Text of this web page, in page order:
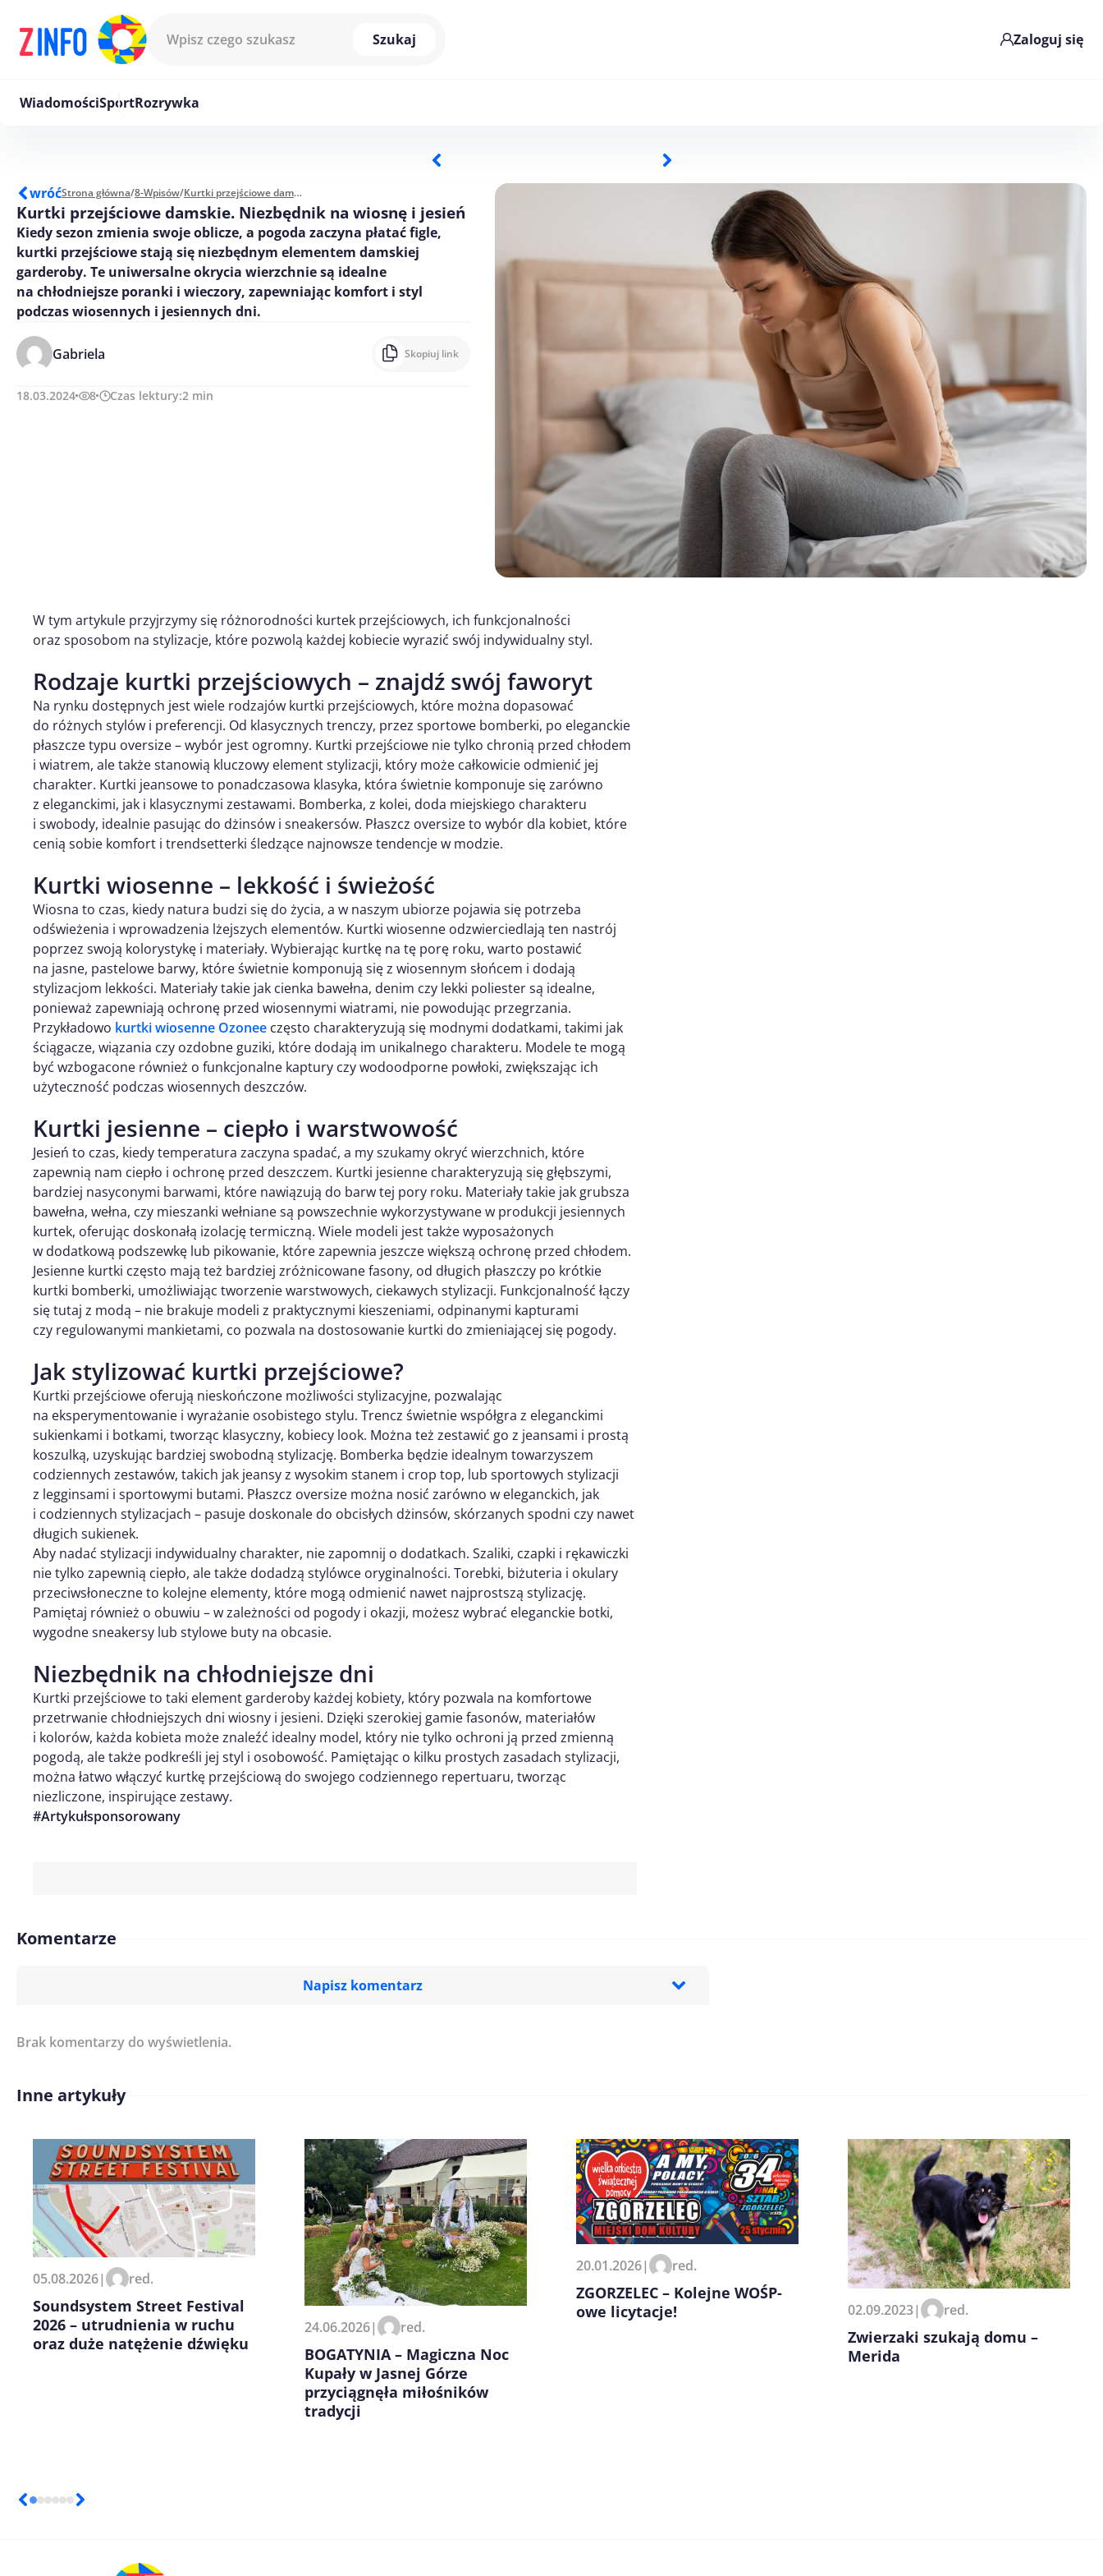
Szukaj
Zaloguj się
WiadomościSportRozrywka
wróćStrona główna/8-Wpisów/ Kurtki przejściowe damskie. Niezbędnik na wiosnę i jesień
Kurtki przejściowe damskie. Niezbędnik na wiosnę i jesień
Kiedy sezon zmienia swoje oblicze, a pogoda zaczyna płatać figle,
kurtki przejściowe stają się niezbędnym elementem damskiej
garderoby. Te uniwersalne okrycia wierzchnie są idealne
na chłodniejsze poranki i wieczory, zapewniając komfort i styl
podczas wiosennych i jesiennych dni.
Gabriela Skopiuj link
18.03.2024 8 Czas lektury:2 min
W tym artykule przyjrzymy się różnorodności kurtek przejściowych, ich funkcjonalności
oraz sposobom na stylizacje, które pozwolą każdej kobiecie wyrazić swój indywidualny styl.
Rodzaje kurtki przejściowych – znajdź swój faworyt
Na rynku dostępnych jest wiele rodzajów kurtki przejściowych, które można dopasować
do różnych stylów i preferencji. Od klasycznych trenczy, przez sportowe bomberki, po eleganckie
płaszcze typu oversize – wybór jest ogromny. Kurtki przejściowe nie tylko chronią przed chłodem
i wiatrem, ale także stanowią kluczowy element stylizacji, który może całkowicie odmienić jej
charakter. Kurtki jeansowe to ponadczasowa klasyka, która świetnie komponuje się zarówno
z eleganckimi, jak i klasycznymi zestawami. Bomberka, z kolei, doda miejskiego charakteru
i swobody, idealnie pasując do dżinsów i sneakersów. Płaszcz oversize to wybór dla kobiet, które
cenią sobie komfort i trendsetterki śledzące najnowsze tendencje w modzie.
Kurtki wiosenne – lekkość i świeżość
Wiosna to czas, kiedy natura budzi się do życia, a w naszym ubiorze pojawia się potrzeba
odświeżenia i wprowadzenia lżejszych elementów. Kurtki wiosenne odzwierciedlają ten nastrój
poprzez swoją kolorystykę i materiały. Wybierając kurtkę na tę porę roku, warto postawić
na jasne, pastelowe barwy, które świetnie komponują się z wiosennym słońcem i dodają
stylizacjom lekkości. Materiały takie jak cienka bawełna, denim czy lekki poliester są idealne,
ponieważ zapewniają ochronę przed wiosennymi wiatrami, nie powodując przegrzania.
Przykładowo kurtki wiosenne Ozonee często charakteryzują się modnymi dodatkami, takimi jak
ściągacze, wiązania czy ozdobne guziki, które dodają im unikalnego charakteru. Modele te mogą
być wzbogacone również o funkcjonalne kaptury czy wodoodporne powłoki, zwiększając ich
użyteczność podczas wiosennych deszczów.
Kurtki jesienne – ciepło i warstwowość
Jesień to czas, kiedy temperatura zaczyna spadać, a my szukamy okryć wierzchnich, które
zapewnią nam ciepło i ochronę przed deszczem. Kurtki jesienne charakteryzują się głębszymi,
bardziej nasyconymi barwami, które nawiązują do barw tej pory roku. Materiały takie jak grubsza
bawełna, wełna, czy mieszanki wełniane są powszechnie wykorzystywane w produkcji jesiennych
kurtek, oferując doskonałą izolację termiczną. Wiele modeli jest także wyposażonych
w dodatkową podszewkę lub pikowanie, które zapewnia jeszcze większą ochronę przed chłodem.
Jesienne kurtki często mają też bardziej zróżnicowane fasony, od długich płaszczy po krótkie
kurtki bomberki, umożliwiając tworzenie warstwowych, ciekawych stylizacji. Funkcjonalność łączy
się tutaj z modą – nie brakuje modeli z praktycznymi kieszeniami, odpinanymi kapturami
czy regulowanymi mankietami, co pozwala na dostosowanie kurtki do zmieniającej się pogody.
Jak stylizować kurtki przejściowe?
Kurtki przejściowe oferują nieskończone możliwości stylizacyjne, pozwalając
na eksperymentowanie i wyrażanie osobistego stylu. Trencz świetnie współgra z eleganckimi
sukienkami i botkami, tworząc klasyczny, kobiecy look. Można też zestawić go z jeansami i prostą
koszulką, uzyskując bardziej swobodną stylizację. Bomberka będzie idealnym towarzyszem
codziennych zestawów, takich jak jeansy z wysokim stanem i crop top, lub sportowych stylizacji
z legginsami i sportowymi butami. Płaszcz oversize można nosić zarówno w eleganckich, jak
i codziennych stylizacjach – pasuje doskonale do obcisłych dżinsów, skórzanych spodni czy nawet
długich sukienek.
Aby nadać stylizacji indywidualny charakter, nie zapomnij o dodatkach. Szaliki, czapki i rękawiczki
nie tylko zapewnią ciepło, ale także dodadzą stylówce oryginalności. Torebki, biżuteria i okulary
przeciwsłoneczne to kolejne elementy, które mogą odmienić nawet najprostszą stylizację.
Pamiętaj również o obuwiu – w zależności od pogody i okazji, możesz wybrać eleganckie botki,
wygodne sneakersy lub stylowe buty na obcasie.
Niezbędnik na chłodniejsze dni
Kurtki przejściowe to taki element garderoby każdej kobiety, który pozwala na komfortowe
przetrwanie chłodniejszych dni wiosny i jesieni. Dzięki szerokiej gamie fasonów, materiałów
i kolorów, każda kobieta może znaleźć idealny model, który nie tylko ochroni ją przed zmienną
pogodą, ale także podkreśli jej styl i osobowość. Pamiętając o kilku prostych zasadach stylizacji,
można łatwo włączyć kurtkę przejściową do swojego codziennego repertuaru, tworząc
niezliczone, inspirujące zestawy.
#Artykułsponsorowany
Komentarze
Napisz komentarz
Imię/ Nick*
Zapamiętaj moje dane w tej przeglądarce podczas pisania
kolejnych komentarzy.
Brak komentarzy do wyświetlenia.
Inne artykuły
05.08.2026| red.
Soundsystem Street Festival
2026 – utrudnienia w ruchu
oraz duże natężenie dźwięku
24.06.2026| red.
BOGATYNIA – Magiczna Noc
Kupały w Jasnej Górze
przyciągnęła miłośników
tradycji
20.01.2026| red.
ZGORZELEC – Kolejne WOŚP-
owe licytacje!
02.09.2023| red.
Zwierzaki szukają domu –
Merida